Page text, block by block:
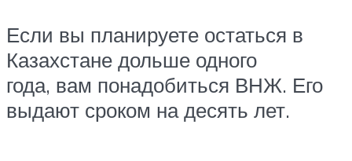
Если вы планируете остаться в
Казахстане дольше одного
года, вам понадобиться ВНЖ. Его
выдают сроком на десять лет.